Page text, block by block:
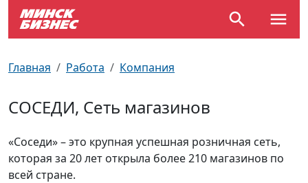
Главная Работа Компания
СОСЕДИ, Сеть магазинов
«Соседи» – это крупная успешная розничная сеть,
которая за 20 лет открыла более 210 магазинов по
всей стране.
Улицы Минска
Пробки на дорогах